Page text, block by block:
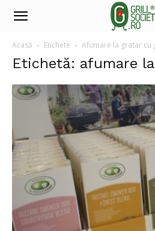
Acasă Etichete Afumare la gratar cu
Etichetă: afumare